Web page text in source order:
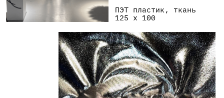
2024
ПЭТ пластик, ткань
21x29 см каждая
АВТОРЕФЕРЕНЦИАЛЬНОСТЬ
2, 3, 4